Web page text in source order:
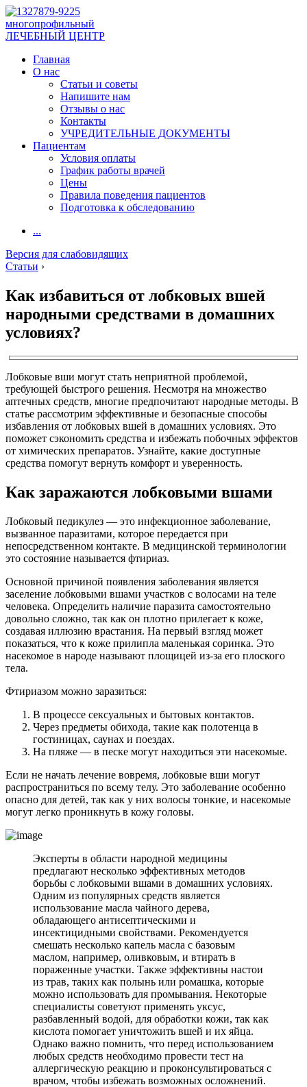
многопрофильный
ЛЕЧЕБНЫЙ ЦЕНТР
Главная
О нас
Статьи и советы
Напишите нам
Отзывы о нас
Контакты
УЧРЕДИТЕЛЬНЫЕ ДОКУМЕНТЫ
Пациентам
Условия оплаты
График работы врачей
Цены
Правила поведения пациентов
Подготовка к обследованию
...
Версия для слабовидящих
Статьи ›
Как избавиться от лобковых вшей
народными средствами в домашних
условиях?
Лобковые вши могут стать неприятной проблемой,
требующей быстрого решения. Несмотря на множество
аптечных средств, многие предпочитают народные методы. В
статье рассмотрим эффективные и безопасные способы
избавления от лобковых вшей в домашних условиях. Это
поможет сэкономить средства и избежать побочных эффектов
от химических препаратов. Узнайте, какие доступные
средства помогут вернуть комфорт и уверенность.
Как заражаются лобковыми вшами
Лобковый педикулез — это инфекционное заболевание,
вызванное паразитами, которое передается при
непосредственном контакте. В медицинской терминологии
это состояние называется фтириаз.
Основной причиной появления заболевания является
заселение лобковыми вшами участков с волосами на теле
человека. Определить наличие паразита самостоятельно
довольно сложно, так как он плотно прилегает к коже,
создавая иллюзию врастания. На первый взгляд может
показаться, что к коже прилипла маленькая соринка. Это
насекомое в народе называют площицей из-за его плоского
тела.
Фтириазом можно заразиться:
В процессе сексуальных и бытовых контактов.
Через предметы обихода, такие как полотенца в
гостиницах, саунах и поездах.
На пляже — в песке могут находиться эти насекомые.
Если не начать лечение вовремя, лобковые вши могут
распространиться по всему телу. Это заболевание особенно
опасно для детей, так как у них волосы тонкие, и насекомые
могут легко проникнуть в кожу головы.
Эксперты в области народной медицины
предлагают несколько эффективных методов
борьбы с лобковыми вшами в домашних условиях.
Одним из популярных средств является
использование масла чайного дерева,
обладающего антисептическими и
инсектицидными свойствами. Рекомендуется
смешать несколько капель масла с базовым
маслом, например, оливковым, и втирать в
пораженные участки. Также эффективны настои
из трав, таких как полынь или ромашка, которые
можно использовать для промывания. Некоторые
специалисты советуют применять уксус,
разбавленный водой, для обработки кожи, так как
кислота помогает уничтожить вшей и их яйца.
Однако важно помнить, что перед использованием
любых средств необходимо провести тест на
аллергическую реакцию и проконсультироваться с
врачом, чтобы избежать возможных осложнений.